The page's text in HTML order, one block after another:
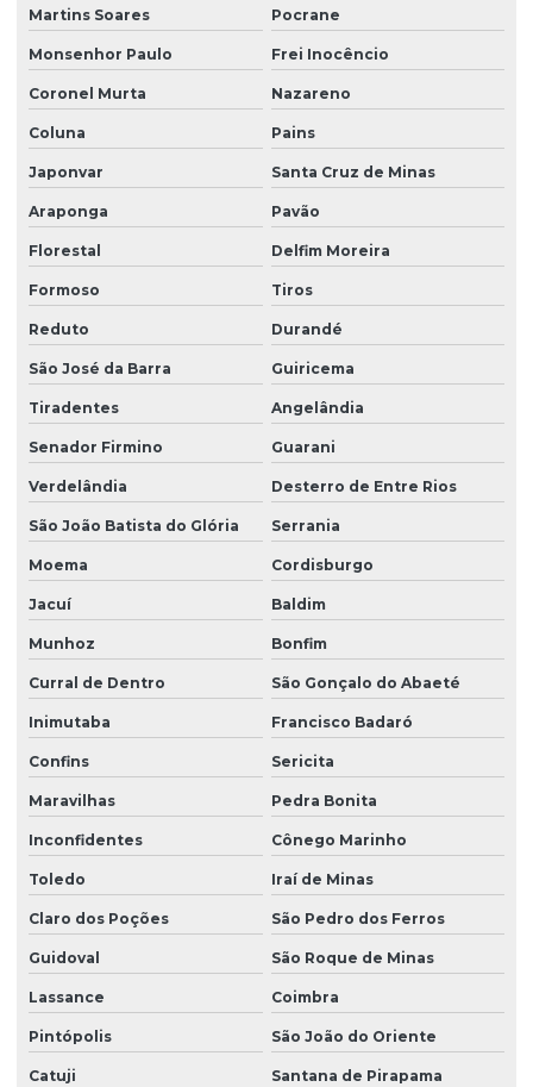
Martins Soares Pocrane
Monsenhor Paulo Frei Inocêncio
Coronel Murta Nazareno
Coluna Pains
Japonvar Santa Cruz de Minas
Araponga Pavão
Florestal Delfim Moreira
Formoso Tiros
Reduto Durandé
São José da Barra Guiricema
Tiradentes Angelândia
Senador Firmino Guarani
Verdelândia Desterro de Entre Rios
São João Batista do Glória Serrania
Moema Cordisburgo
Jacuí Baldim
Munhoz Bonfim
Curral de Dentro São Gonçalo do Abaeté
Inimutaba Francisco Badaró
Confins Sericita
Maravilhas Pedra Bonita
Inconfidentes Cônego Marinho
Toledo Iraí de Minas
Claro dos Poções São Pedro dos Ferros
Guidoval São Roque de Minas
Lassance Coimbra
Pintópolis São João do Oriente
Catuji Santana de Pirapama